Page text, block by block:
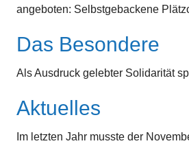
angeboten: Selbstgebackene
Das Besondere
Als Ausdruck gelebter Solidarität
Aktuelles
Im letzten Jahr musste der